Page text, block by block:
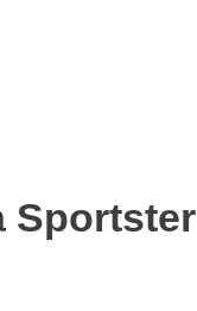
Sportster